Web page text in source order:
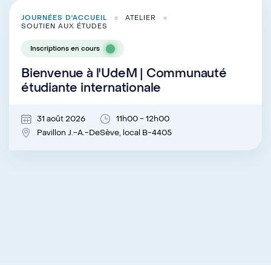
JOURNÉES D'ACCUEIL
ATELIER
SOUTIEN AUX ÉTUDES
Inscriptions en cours
Bienvenue à l'UdeM | Communauté
étudiante internationale
31 août 2026
11h00 - 12h00
Pavillon J.-A.-DeSève, local B-4405